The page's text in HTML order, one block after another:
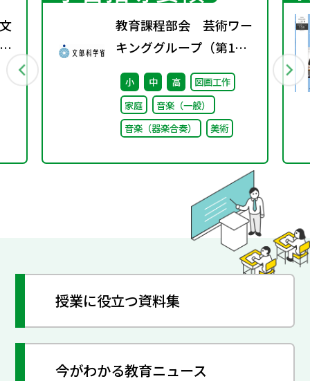
教育課程部会 芸術ワー
キンググループ（第1
回） 配付資料
小 中 高
図画工作
家庭
音楽（一般）
音楽（器楽合奏）
美術
授業に役立つ資料集
今がわかる教育ニュース